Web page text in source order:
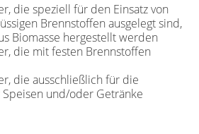
die speziell für den Einsatz von
Brennstoffen ausgelegt sind,
Biomasse hergestellt werden
die mit festen Brennstoffen
die ausschließlich für die
und/oder Getränke